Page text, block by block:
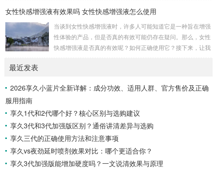
物、马鹿茸、人参、秦椒、乙醇等。这些成分不仅减少敏感度
保留性生活的乐趣。产品特性起效时间：15分钟延时时间：3
0分钟左右最长有效时间：15小时15分钟开始起效，30分钟至
7小时内效果最佳，15小时内持续有效。清洗...
女性快感增强液有效果吗 女性快感增强液怎么使用
当谈到女性快感增强液时，许多人可能知道它是一种旨在增强
性体验的产品，但是否真的有效可能仍存在疑问。那么，女性
快感增强液是否真的有效呢？如何正确使用它？接下来，让我
于提高性表现，并增加私处的敏感度，从而改善性生活。如果
足你的生理需求。女性快感增强液的使用方法女性快感...
最近发表
2026享久小蓝片全新详解：成分功效、适用人群、官方售价及正确
服用指南
享久1代和2代哪个好？核心区别与选购建议
享久3代和3代加强版区别？通俗讲清差异与选购
享久三代的正确使用方法和注意事项
享久vs夜劲延时喷剂效果对比：哪个更适合你？
享久3代加强版能增加硬度吗？一文说清效果与原理